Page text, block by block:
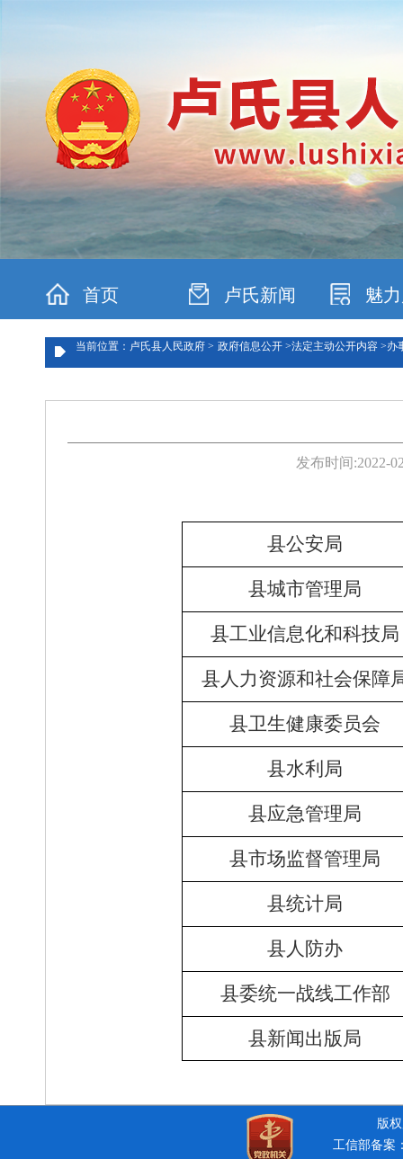
首页 卢氏新闻 魅
当前位置：卢氏县人民政府 > 政府信息公开 >法定主动公开内容 >办
发布时间:2022-
县公安局
县城市管理局
县工业信息化和科技局
县人力资源和社会保障
县卫生健康委员会
县水利局
县应急管理局
县市场监督管理局
县统计局
县人防办
县委统一战线工作部
县新闻出版局
版
工信部备案